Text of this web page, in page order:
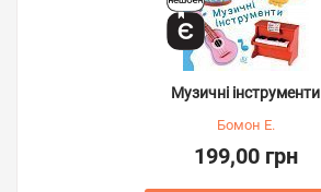
Музичні інструменти
Бомон Е.
199,00 грн